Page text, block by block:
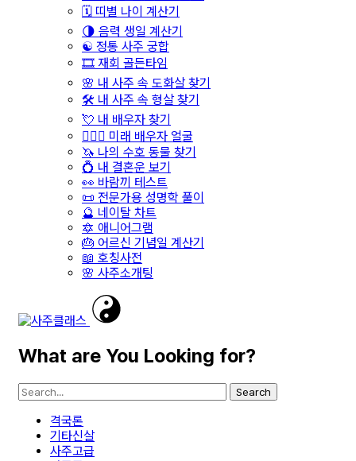
🗓️ 띠별 나이 계산기
🌗 음력 생일 계산기
☯️ 정통 사주 궁합
🎞️ 재회 골든타임
🌸 내 사주 속 도화살 찾기
🛠️ 내 사주 속 형살 찾기
💘 내 배우자 찾기
👩‍❤️‍👨 미래 배우자 얼굴
🦄 나의 수호 동물 찾기
💍 내 결혼운 보기
👀 바람끼 테스트
📜 전문가용 성명학 풀이
🔮 네이탈 차트
🔯 애니어그램
🎂 어르신 기념일 계산기
📖 호칭사전
🌸 사주소개팅
What are You Looking for?
Search
격국론
기타신살
사주고급